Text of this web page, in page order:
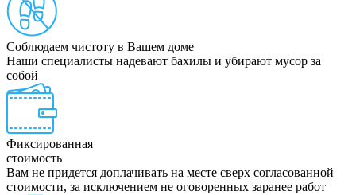
Соблюдаем чистоту в Вашем доме
Наши специалисты надевают бахилы и убирают мусор за
собой
Фиксированная
стоимость
Вам не придется доплачивать на месте сверх согласованной
стоимости, за исключением не оговоренных заранее работ